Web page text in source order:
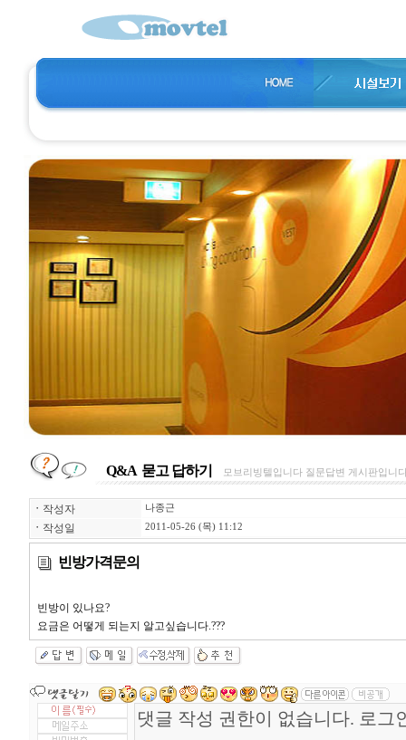
Q&A 묻고 답하기 모브리빙텔입니다 질문답변 게시판입니
ㆍ 작성자 나종근
ㆍ 작성일 2011-05-26 (목) 11:12
빈방가격문의
빈방이 있나요?
요금은 어떻게 되는지 알고싶습니다.???